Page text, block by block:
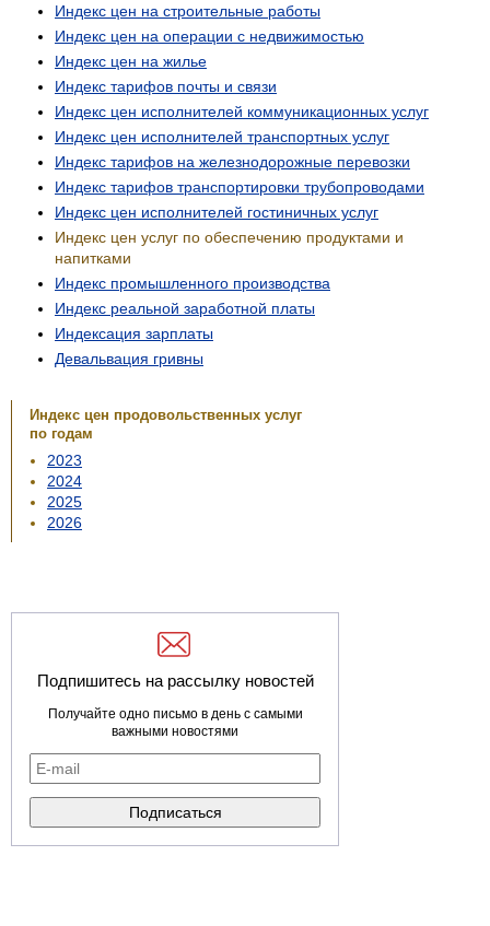
Индекс цен на строительные работы
Индекс цен на операции с недвижимостью
Индекс цен на жилье
Индекс тарифов почты и связи
Индекс цен исполнителей коммуникационных услуг
Индекс цен исполнителей транспортных услуг
Индекс тарифов на железнодорожные перевозки
Индекс тарифов транспортировки трубопроводами
Индекс цен исполнителей гостиничных услуг
Индекс цен услуг по обеспечению продуктами и
напитками
Индекс промышленного производства
Индекс реальной заработной платы
Индексация зарплаты
Девальвация гривны
Индекс цен продовольственных услуг
по годам
2023
2024
2025
2026
Подпишитесь на рассылку новостей
Получайте одно письмо в день с самыми
важными новостями